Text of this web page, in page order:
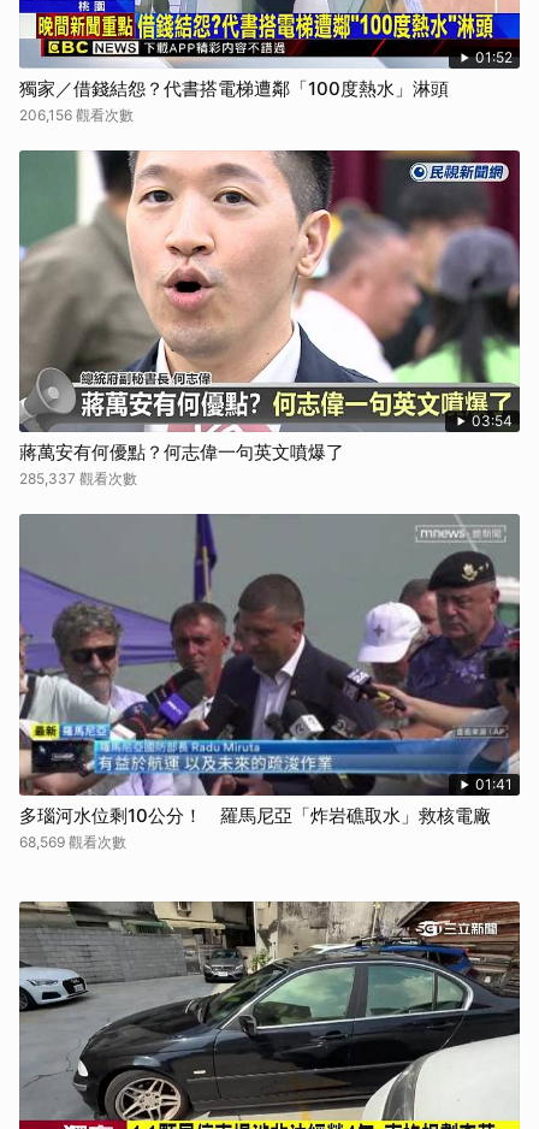
01:52
獨家／借錢結怨？代書搭電梯遭鄰「100度熱水」淋頭
206,156 觀看次數
03:54
蔣萬安有何優點？何志偉一句英文噴爆了
285,337 觀看次數
01:41
多瑙河水位剩10公分！ 羅馬尼亞「炸岩礁取水」救核電廠
68,569 觀看次數